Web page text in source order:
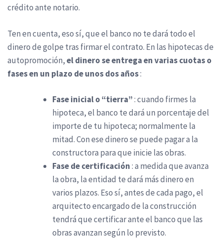
crédito ante notario.
Ten en cuenta, eso sí, que el banco no te dará todo el
dinero de golpe tras firmar el contrato. En las hipotecas de
autopromoción,el dinero se entrega en varias cuotas o
fases en un plazo de unos dos años:
Fase inicial o “tierra”: cuando firmes la
hipoteca, el banco te dará un porcentaje del
importe de tu hipoteca; normalmente la
mitad. Con ese dinero se puede pagar a la
constructora para que inicie las obras.
Fase de certificación: a medida que avanza
la obra, la entidad te dará más dinero en
varios plazos. Eso sí, antes de cada pago, el
arquitecto encargado de la construcción
tendrá que certificar ante el banco que las
obras avanzan según lo previsto.